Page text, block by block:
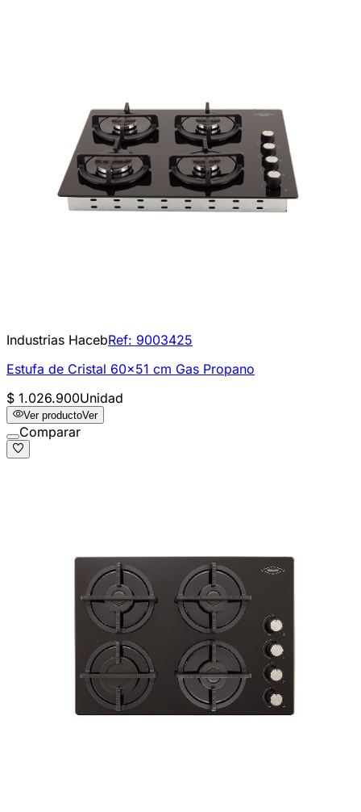
Industrias HacebRef: 9003425
Estufa de Cristal 60x51 cm Gas Propano
$ 1.026.900Unidad
Ver productoVer
Comparar